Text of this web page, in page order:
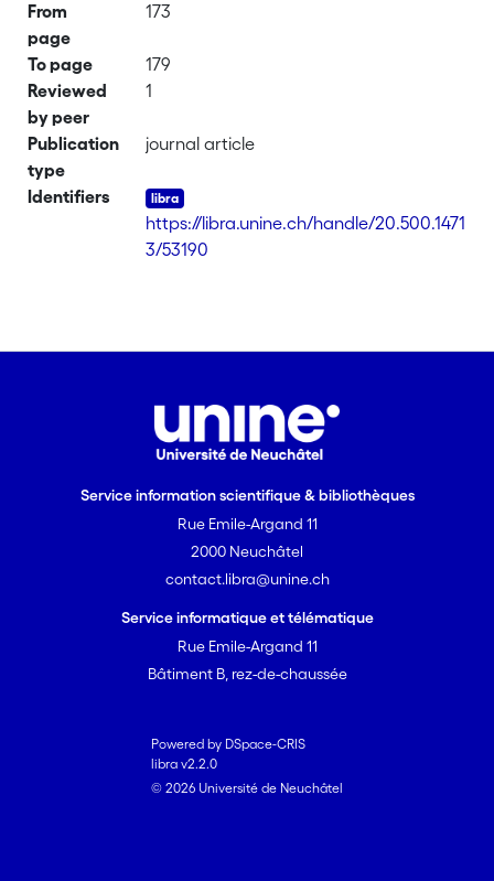
From
page
173
To page
179
Reviewed
by peer
1
Publication
type
journal article
Identifiers
https://libra.unine.ch/handle/20.500.1471
3/53190
Service information scientifique & bibliothèques
Rue Emile-Argand 11
2000 Neuchâtel
contact.libra@unine.ch
Service informatique et télématique
Rue Emile-Argand 11
Bâtiment B, rez-de-chaussée
Powered by DSpace-CRIS
libra v2.2.0
© 2026 Université de Neuchâtel